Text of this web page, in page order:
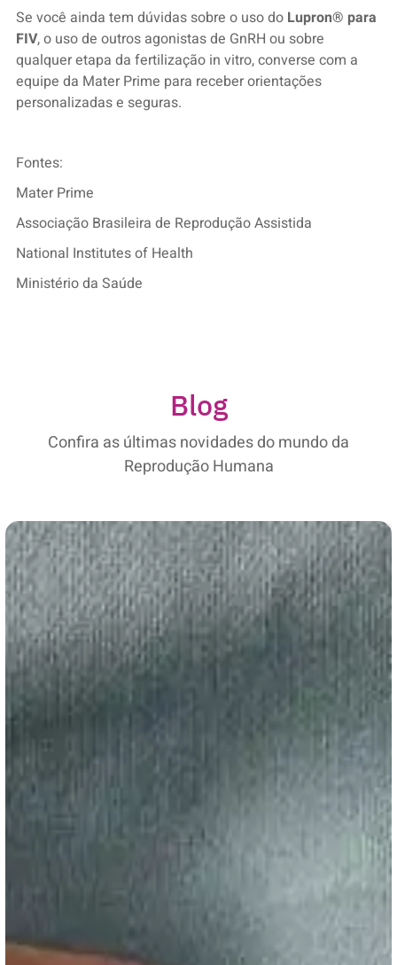
Se você ainda tem dúvidas sobre o uso do Lupron® para
FIV, o uso de outros agonistas de GnRH ou sobre
qualquer etapa da fertilização in vitro, converse com a
equipe da Mater Prime para receber orientações
personalizadas e seguras.
Fontes:
Mater Prime
Associação Brasileira de Reprodução Assistida
National Institutes of Health
Ministério da Saúde
Blog
Confira as últimas novidades do mundo da
Reprodução Humana